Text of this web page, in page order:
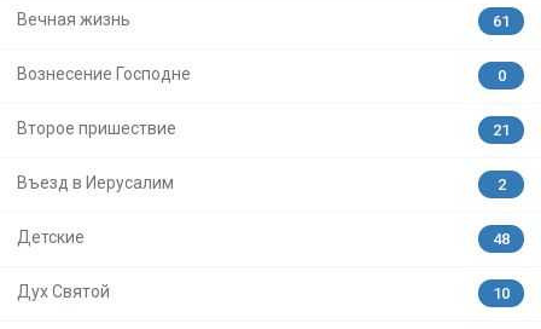
Вечная жизнь 61
Вознесение Господне 0
Второе пришествие 21
Въезд в Иерусалим 2
Детские 48
Дух Святой 10